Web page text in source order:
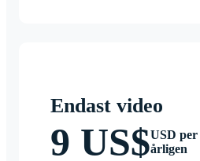
Endast video
9 US$USD
årligen